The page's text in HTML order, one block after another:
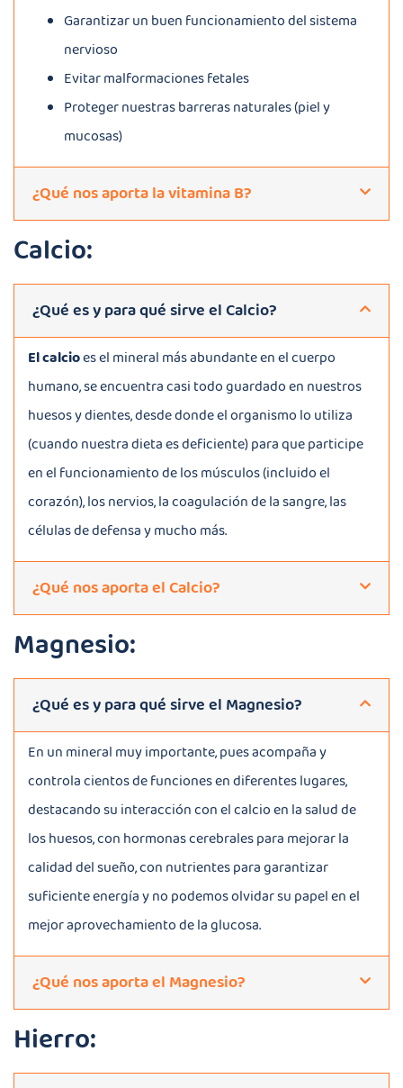
Garantizar un buen funcionamiento del sistema
nervioso
Evitar malformaciones fetales
Proteger nuestras barreras naturales (piel y
mucosas)
¿Qué nos aporta la vitamina B?
Calcio:
¿Qué es y para qué sirve el Calcio?
El calcioes el mineral más abundante en el cuerpo
humano, se encuentra casi todo guardado en nuestros
huesos y dientes, desde donde el organismo lo utiliza
(cuando nuestra dieta es deficiente) para que participe
en el funcionamiento de los músculos (incluido el
corazón), los nervios, la coagulación de la sangre, las
células de defensa y mucho más.
¿Qué nos aporta el Calcio?
Magnesio:
¿Qué es y para qué sirve el Magnesio?
En un mineral muy importante, pues acompaña y
controla cientos de funciones en diferentes lugares,
destacando su interacción con el calcio en la salud de
los huesos, con hormonas cerebrales para mejorar la
calidad del sueño, con nutrientes para garantizar
suficiente energía y no podemos olvidar su papel en el
mejor aprovechamiento de la glucosa.
¿Qué nos aporta el Magnesio?
Hierro: